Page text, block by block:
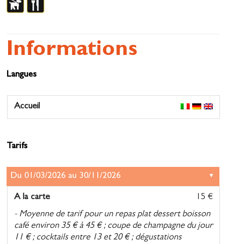
Informations
Langues
Accueil
Tarifs
A la carte
15 €
- Moyenne de tarif pour un repas plat dessert boisson
café environ 35 € à 45 € ; coupe de champagne du jour
11 € ; cocktails entre 13 et 20 € ; dégustations